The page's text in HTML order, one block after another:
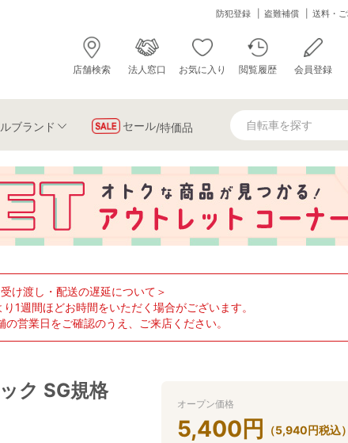
防犯登録 盗難補償 送料・
店舗検索 法人窓口 お気に入り 閲覧履歴 会員登録
ブランド セール/特価品
け渡し・配送の遅延について＞
1週間ほどお時間をいただく場合がございます。
営業日をご確認のうえ、ご来店ください。
ク SG規格
オープン価格
5,400 円 （5,940円税込）